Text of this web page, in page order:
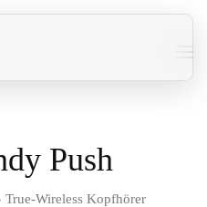
Push
True-Wireless Kopfhörer